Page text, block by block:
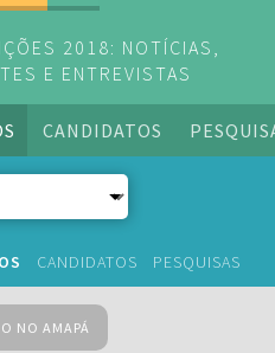
2018: NOTÍCIAS,
E ENTREVISTAS
CANDIDATOS
CANDIDATOS PESQUISAS
NO AMAPÁ